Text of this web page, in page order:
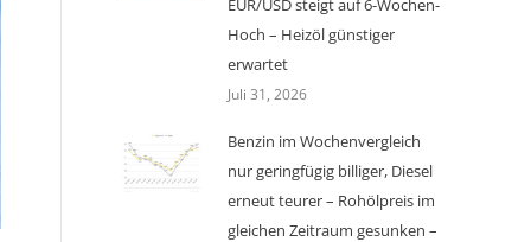
EUR/USD steigt auf 6-Wochen-
Hoch – Heizöl günstiger
erwartet
Juli 31, 2026
Benzin im Wochenvergleich
nur geringfügig billiger, Diesel
erneut teurer – Rohölpreis im
gleichen Zeitraum gesunken –